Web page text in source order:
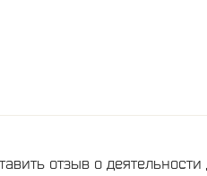
отзыв о